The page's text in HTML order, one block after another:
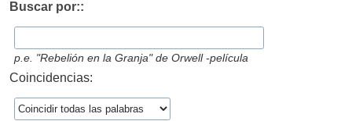
Buscar por::
p.e. "Rebelión en la Granja" de Orwell -película
Coincidencias: